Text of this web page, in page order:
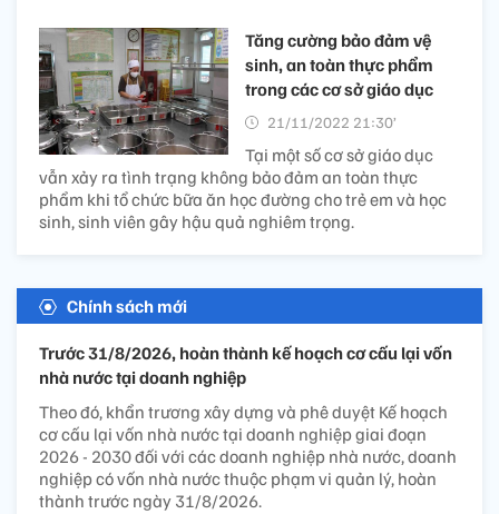
Tăng cường bảo đảm vệ
sinh, an toàn thực phẩm
trong các cơ sở giáo dục
21/11/2022 21:30’
Tại một số cơ sở giáo dục
vẫn xảy ra tình trạng không bảo đảm an toàn thực
phẩm khi tổ chức bữa ăn học đường cho trẻ em và học
sinh, sinh viên gây hậu quả nghiêm trọng.
Chính sách mới
Trước 31/8/2026, hoàn thành kế hoạch cơ cấu lại vốn
nhà nước tại doanh nghiệp
Theo đó, khẩn trương xây dựng và phê duyệt Kế hoạch
cơ cấu lại vốn nhà nước tại doanh nghiệp giai đoạn
2026 - 2030 đối với các doanh nghiệp nhà nước, doanh
nghiệp có vốn nhà nước thuộc phạm vi quản lý, hoàn
thành trước ngày 31/8/2026.